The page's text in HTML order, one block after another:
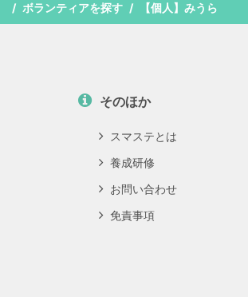
ボランティアを探す 【個人】みうら
そのほか
スマステとは
養成研修
お問い合わせ
免責事項